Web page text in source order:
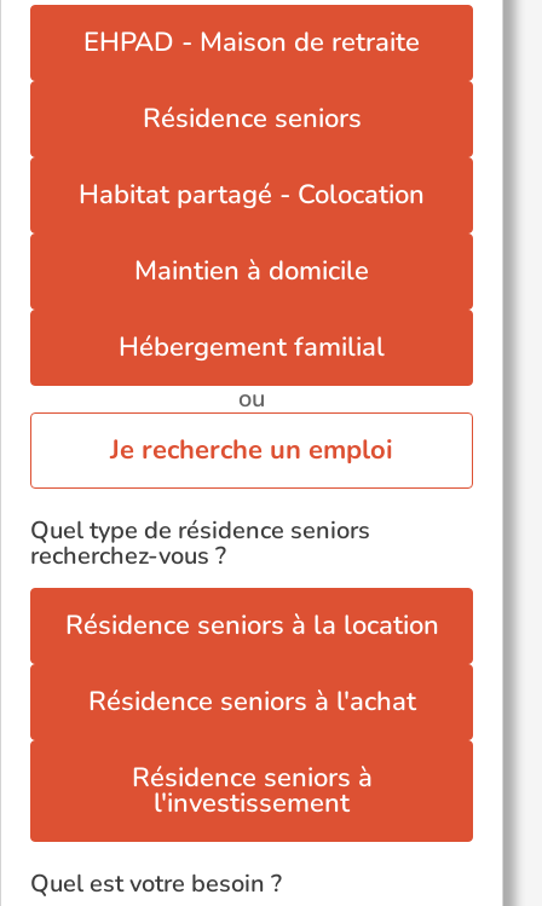
Solrinnes (59740)
Waziers (59119)
EHPAD - Maison de retraite
Résidence seniors
Habitat partagé - Colocation
Maintien à domicile
Hébergement familial
ou
Je recherche un emploi
Quel type de résidence seniors
recherchez-vous ?
Résidence seniors à la location
Résidence seniors à l'achat
Résidence seniors à
l'investissement
Quel est votre besoin ?